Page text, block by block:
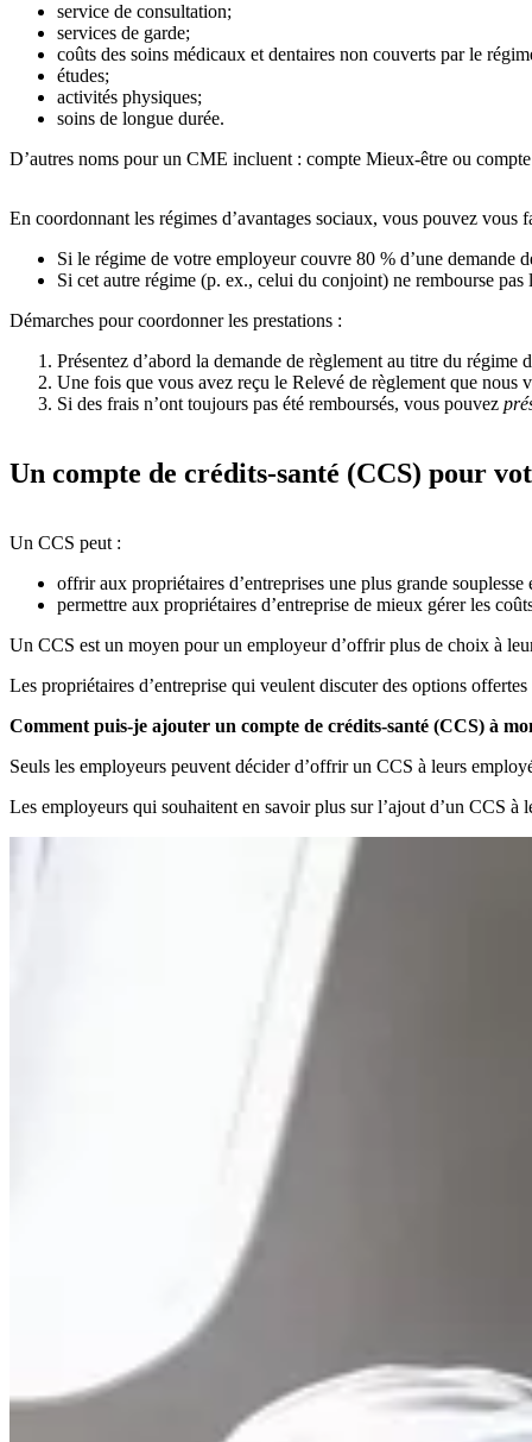
service de consultation;
services de garde;
coûts des soins médicaux et dentaires non couverts par le
études;
activités physiques;
soins de longue durée.
D’autres noms pour un CME incluent : compte Mieux-être ou
En coordonnant les régimes d’avantages sociaux, vous pouvez
Si le régime de votre employeur couvre 80 % d’une demande
Si cet autre régime (p. ex., celui du conjoint) ne rembourse
Démarches pour coordonner les prestations :
Présentez d’abord la demande de règlement au titre du régime
Une fois que vous avez reçu le Relevé de règlement que nous
Si des frais n’ont toujours pas été remboursés, vous pouvez
Un compte de crédits-santé (CCS) pour
Un CCS peut :
offrir aux propriétaires d’entreprises une plus grande
permettre aux propriétaires d’entreprise de mieux gérer les
Un CCS est un moyen pour un employeur d’offrir plus de choix à
Les propriétaires d’entreprise qui veulent discuter des options
Comment puis-je ajouter un compte de crédits-santé (CCS) à
Seuls les employeurs peuvent décider d’offrir un CCS à leurs
Les employeurs qui souhaitent en savoir plus sur l’ajout d’un CCS